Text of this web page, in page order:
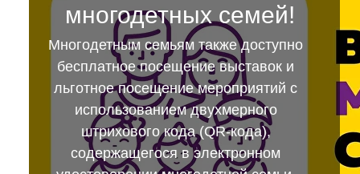
многодетных семей!
Многодетным семьям также доступно
бесплатное посещение выставок и
льготное посещение мероприятий с
использованием двухмерного
штрихового кода (QR-кода),
содержащегося в электронном